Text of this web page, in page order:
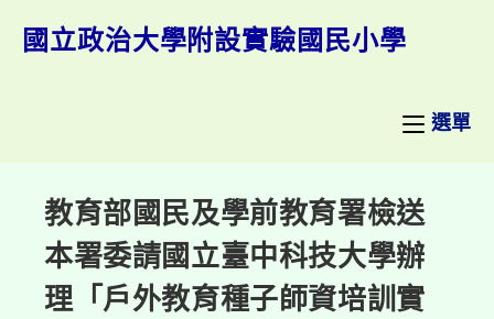
國立政治大學附設實驗國民小學
選單
教育部國民及學前教育署檢送
本署委請國立臺中科技大學辦
理「戶外教育種子師資培訓實